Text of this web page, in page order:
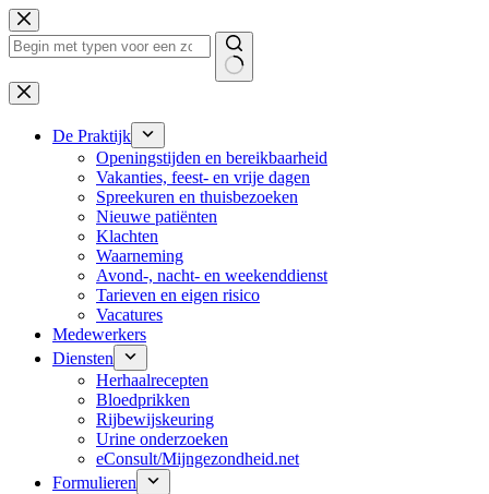
Ga
naar
de
Geen
resultaten
De Praktijk
Openingstijden en bereikbaarheid
Vakanties, feest- en vrije dagen
Spreekuren en thuisbezoeken
Nieuwe patiënten
Klachten
Waarneming
Avond-, nacht- en weekenddienst
Tarieven en eigen risico
Vacatures
Medewerkers
Diensten
Herhaalrecepten
Bloedprikken
Rijbewijskeuring
Urine onderzoeken
eConsult/Mijngezondheid.net
Formulieren